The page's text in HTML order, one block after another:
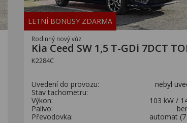
LETNÍ BONUSY ZDARMA
Rodinný nový vůz
Kia Ceed SW 1,5 T-GDi 7DCT
K2284C
Uvedení do provozu:
nebyl
Stav tachometru:
Výkon:
103 kW /
Palivo:
Převodovka:
automat